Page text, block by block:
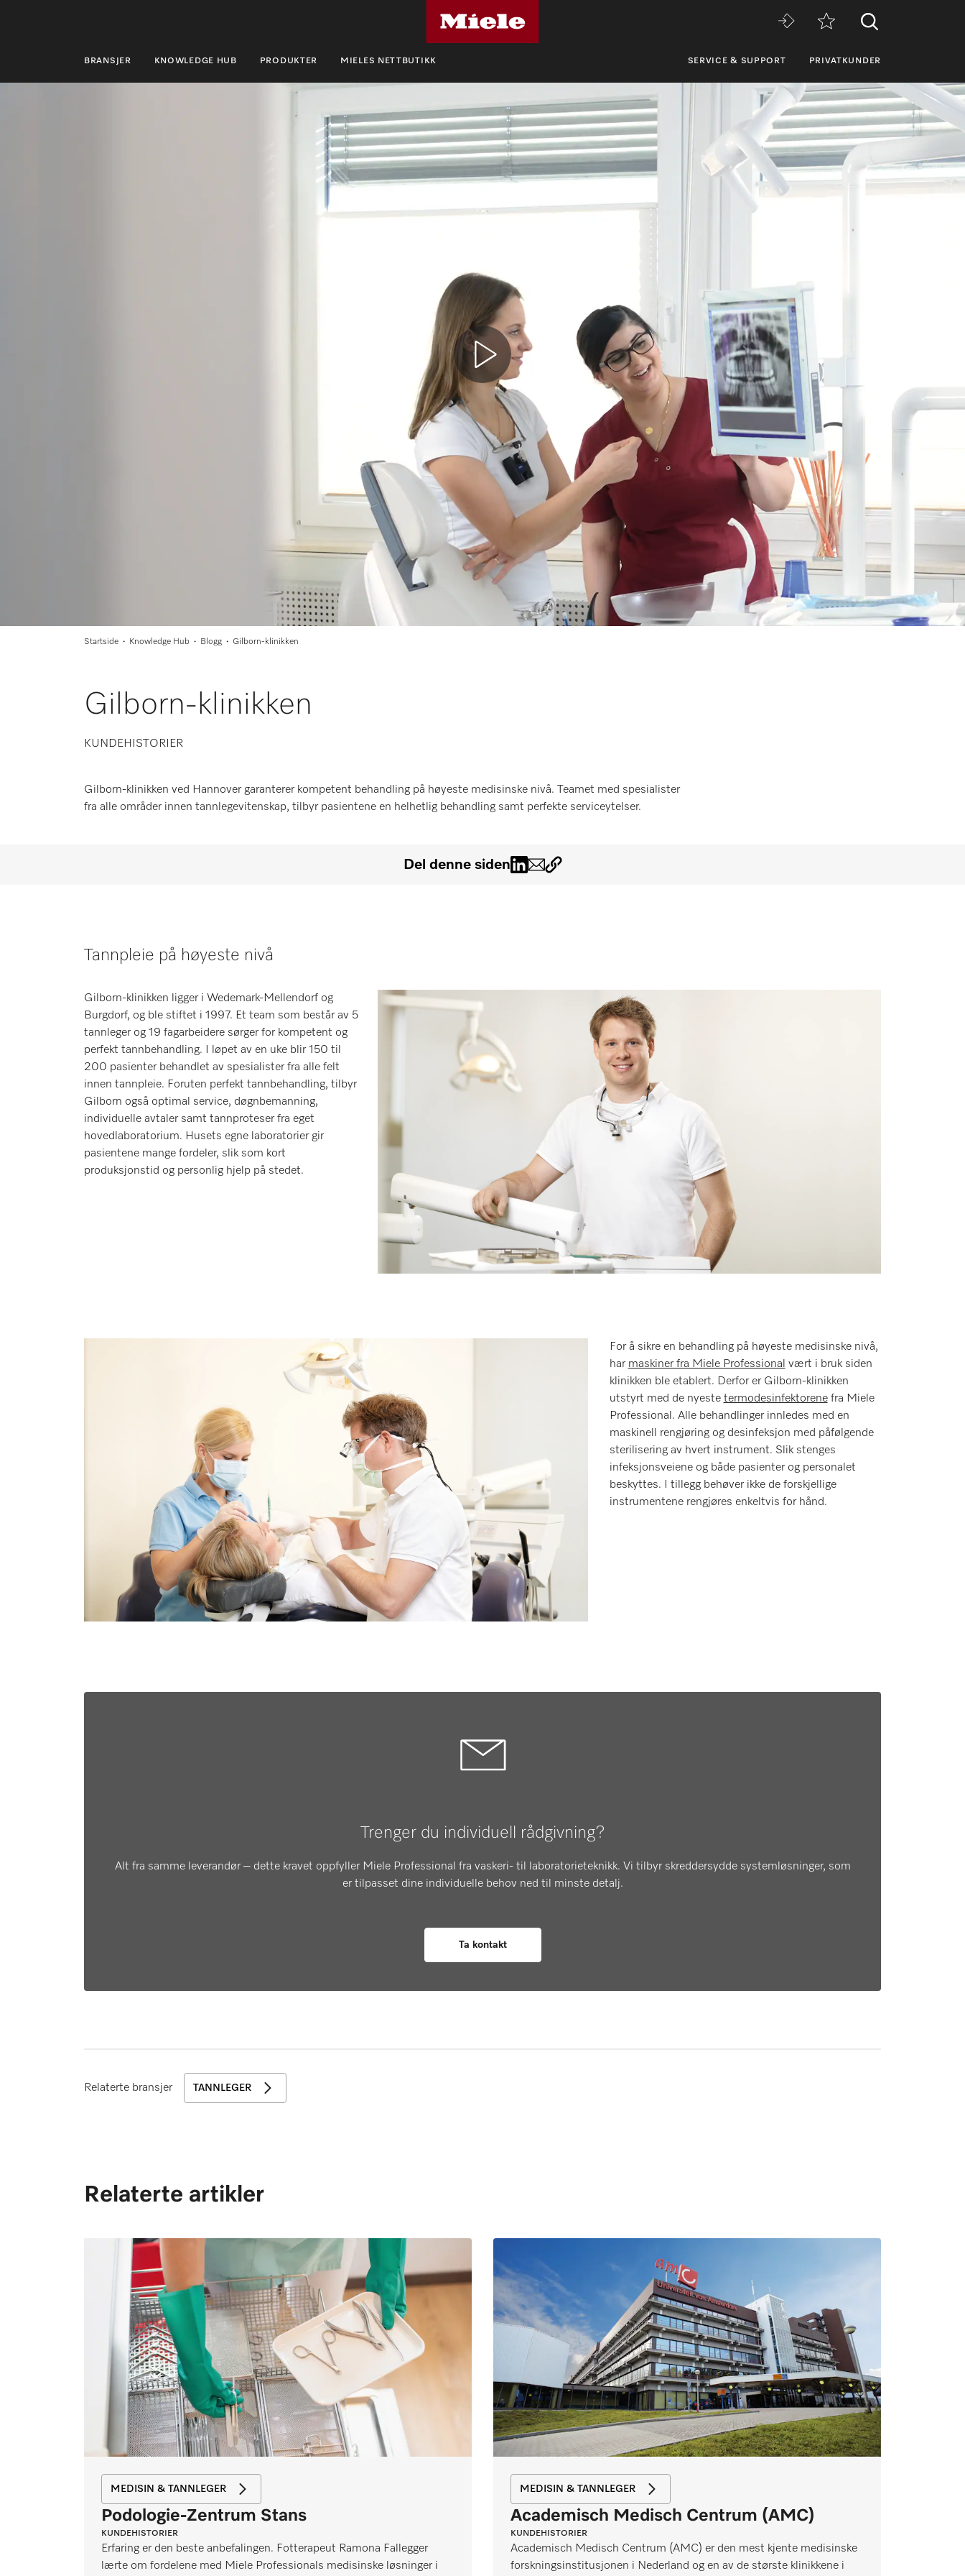
BRANSJER KNOWLEDGE HUB PRODUKTER MIELES NETTBUTIKK SERVICE & SUPPORT PRIVATKUNDER
BRANSJER
Startside Knowledge Hub Blogg Gilborn-klinikken
Gilborn-klinikken
KUNDEHISTORIER
Gilborn-klinikken ved Hannover garanterer kompetent behandling på høyeste medisinske nivå. Teamet med spesialister
fra alle områder innen tannlegevitenskap, tilbyr pasientene en helhetlig behandling samt perfekte serviceytelser.
Del denne siden
Tannpleie på høyeste nivå
Gilborn-klinikken ligger i Wedemark-Mellendorf og
Burgdorf, og ble stiftet i 1997. Et team som består av 5
tannleger og 19 fagarbeidere sørger for kompetent og
perfekt tannbehandling. I løpet av en uke blir 150 til
200 pasienter behandlet av spesialister fra alle felt
innen tannpleie. Foruten perfekt tannbehandling, tilbyr
Gilborn også optimal service, døgnbemanning,
individuelle avtaler samt tannproteser fra eget
hovedlaboratorium. Husets egne laboratorier gir
pasientene mange fordeler, slik som kort
produksjonstid og personlig hjelp på stedet.
For å sikre en behandling på høyeste medisinske nivå,
har maskiner fra Miele Professional vært i bruk siden
klinikken ble etablert. Derfor er Gilborn-klinikken
utstyrt med de nyeste termodesinfektorenefra Miele
Professional. Alle behandlinger innledes med en
maskinell rengjøring og desinfeksjon med påfølgende
sterilisering av hvert instrument. Slik stenges
infeksjonsveiene og både pasienter og personalet
beskyttes. I tillegg behøver ikke de forskjellige
instrumentene rengjøres enkeltvis for hånd.
Trenger du individuell rådgivning?
Alt fra samme leverandør – dette kravet oppfyller Miele Professional fra vaskeri- til laboratorieteknikk. Vi tilbyr skreddersydde systemløsninger, som
er tilpasset dine individuelle behov ned til minste detalj.
Ta kontakt
Relaterte bransjer TANNLEGER
Relaterte artikler
MEDISIN & TANNLEGER
Academisch Medisch Centrum (AMC)
KUNDEHISTORIER
Academisch Medisch Centrum (AMC) er den mest kjente medisinske
forskningsinstitusjonen i Nederland og en av de største klinikkene i
MEDISIN & TANNLEGER
Podologie-Zentrum Stans
KUNDEHISTORIER
Erfaring er den beste anbefalingen. Fotterapeut Ramona Fallegger
lærte om fordelene med Miele Professionals medisinske løsninger i